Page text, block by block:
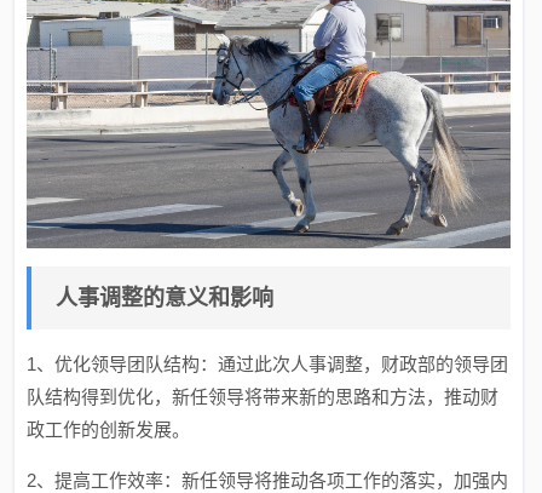
人事调整的意义和影响
1、优化领导团队结构：通过此次人事调整，财政部的领导团
队结构得到优化，新任领导将带来新的思路和方法，推动财
政工作的创新发展。
2、提高工作效率：新任领导将推动各项工作的落实，加强内